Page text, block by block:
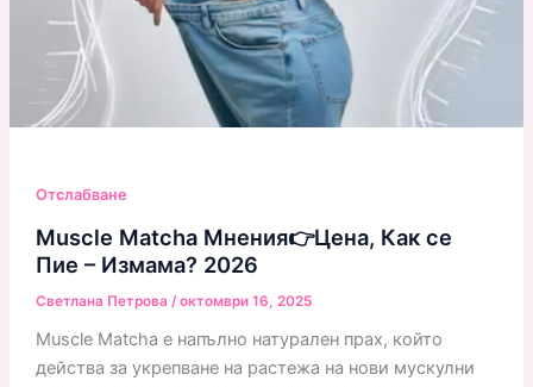
Отслабване
Muscle Matcha Мнения👉Цена, Как се
Пие – Измама? 2026
Светлана Петрова /октомври 16, 2025
Muscle Matcha е напълно натурален прах, който
действа за укрепване на растежа на нови мускулни